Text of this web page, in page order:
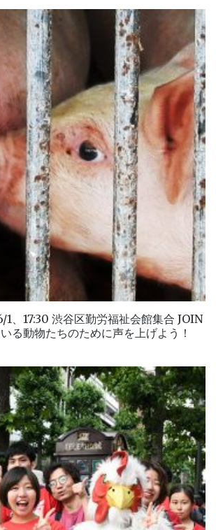
1、17:30 渋谷区勤労福祉会館集合 JOIN
る動物たちのために声を上げよう！